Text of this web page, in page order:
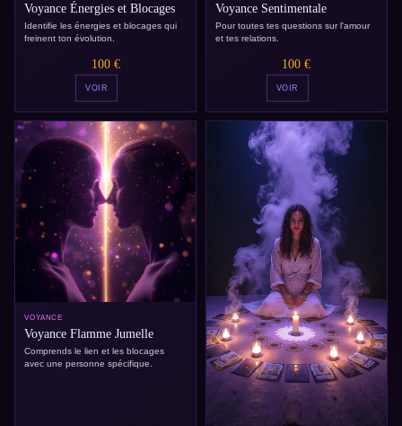
Voyance Énergies et Blocages
Identifie les énergies et blocages qui
freinent ton évolution.
100 €
VOIR
Voyance Sentimentale
Pour toutes tes questions sur l'amour
et tes relations.
100 €
VOIR
VOYANCE
Voyance Flamme Jumelle
Comprends le lien et les blocages
avec une personne spécifique.